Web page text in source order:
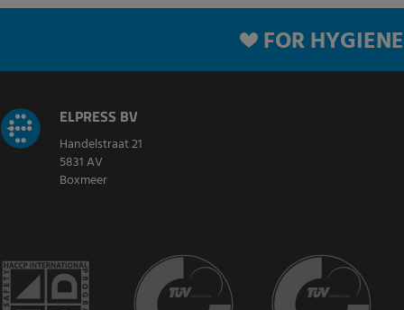
FOR HYGIENE
ELPRESS BV
Handelstraat 21
5831 AV
Boxmeer